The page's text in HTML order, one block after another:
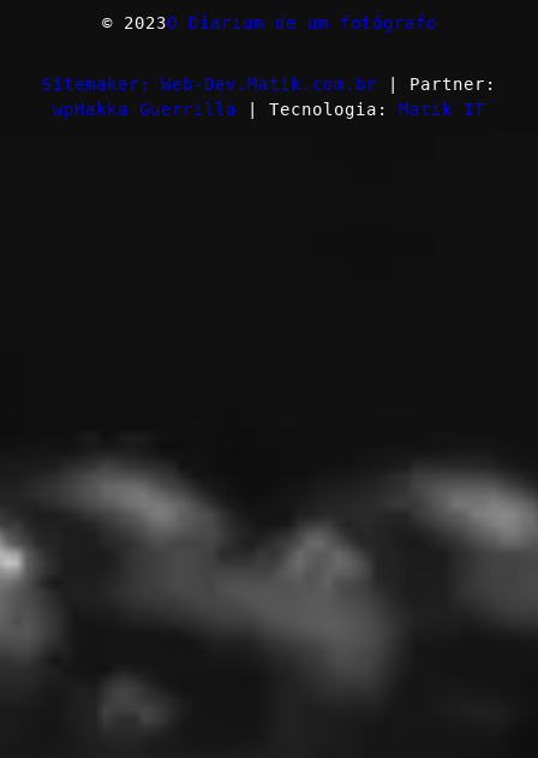
© 2023O Diarium de um fotógrafo
Sitemaker: Web-Dev.Matik.com.br | Partner:
wpHakka Guerrilla | Tecnologia: Matik IT